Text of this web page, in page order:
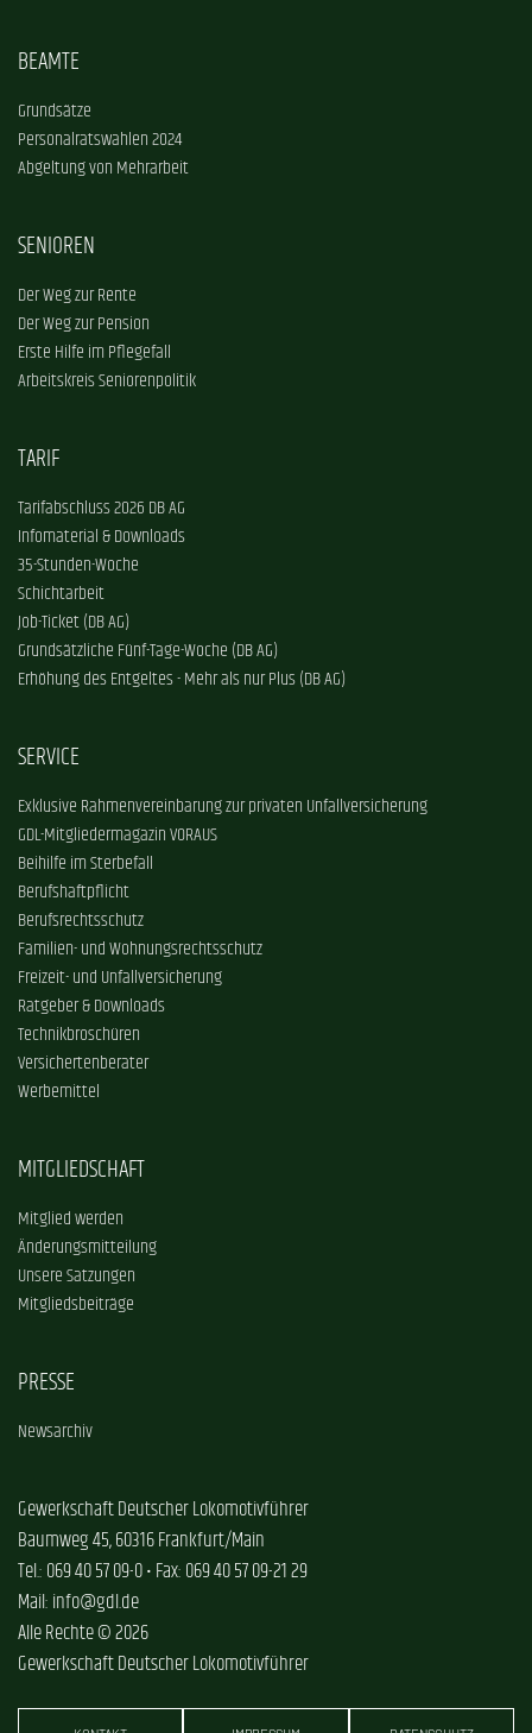
BEAMTE
Grundsätze
Personalratswahlen 2024
Abgeltung von Mehrarbeit
SENIOREN
Der Weg zur Rente
Der Weg zur Pension
Erste Hilfe im Pflegefall
Arbeitskreis Seniorenpolitik
TARIF
Tarifabschluss 2026 DB AG
Infomaterial & Downloads
35-Stunden-Woche
Schichtarbeit
Job-Ticket (DB AG)
Grundsätzliche Fünf-Tage-Woche (DB AG)
Erhöhung des Entgeltes - Mehr als nur Plus (DB AG)
SERVICE
Exklusive Rahmenvereinbarung zur privaten Unfallversicherung
GDL-Mitgliedermagazin VORAUS
Beihilfe im Sterbefall
Berufshaftpflicht
Berufsrechtsschutz
Familien- und Wohnungsrechtsschutz
Freizeit- und Unfallversicherung
Ratgeber & Downloads
Technikbroschüren
Versichertenberater
Werbemittel
MITGLIEDSCHAFT
Mitglied werden
Änderungsmitteilung
Unsere Satzungen
Mitgliedsbeiträge
PRESSE
Newsarchiv
Gewerkschaft Deutscher Lokomotivführer
Baumweg 45, 60316 Frankfurt/Main
Tel.: 069 40 57 09-0 • Fax: 069 40 57 09-21 29
Mail: info@gdl.de
Alle Rechte © 2026
Gewerkschaft Deutscher Lokomotivführer